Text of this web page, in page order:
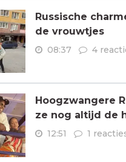
Russische
de vrouwtjes
08:37 4
Hoogzwangere
ze nog altijd de
12:51 1